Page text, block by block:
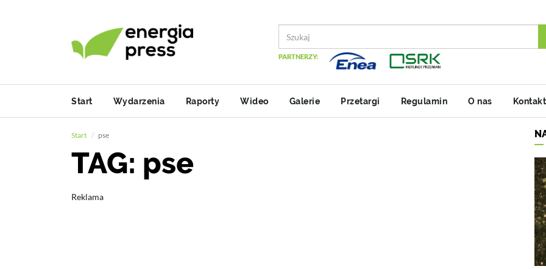
PARTNERZY:
Start Wydarzenia Raporty Wideo Galerie Przetargi Regulamin O nas Kontakt
Start pse
TAG: pse
Reklama